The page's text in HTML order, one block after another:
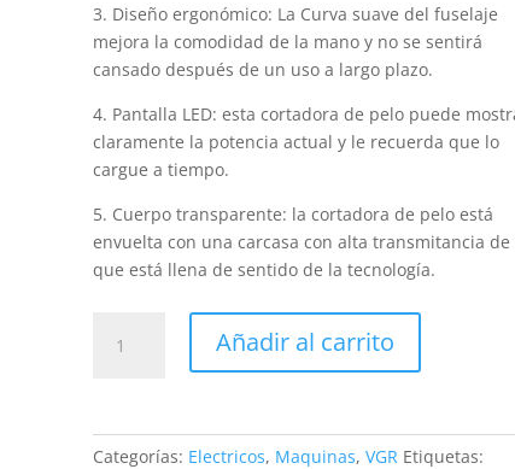
3. Diseño ergonómico: La Curva suave del fuselaje
mejora la comodidad de la mano y no se sentirá
cansado después de un uso a largo plazo.
4. Pantalla LED: esta cortadora de pelo puede
claramente la potencia actual y le recuerda que lo
cargue a tiempo.
5. Cuerpo transparente: la cortadora de pelo está
envuelta con una carcasa con alta transmitancia de
que está llena de sentido de la tecnología.
653
cabello
Inalámbrica
Añadir al carrito
Categorías: Electricos, Maquinas,VGR Etiquetas: